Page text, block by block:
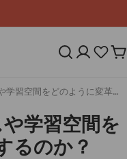
カ
台形机は、オフィスや学習空間をどのように変革するのか？
学習空間を
るのか？